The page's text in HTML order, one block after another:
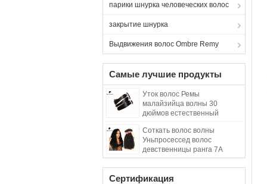
парики шнурка человеческих волос
закрытие шнурка
Выдвижения волос Ombre Remy
Самые лучшие продукты
Уток волос Ремы
малайзийца волны 30
дюймов естественный
покрашенного конца
отсутствие путать
Соткать волос волны
Уньпросессед волос
девственницы ранга 7А
100% малайзийских
курчавый
Сертификация